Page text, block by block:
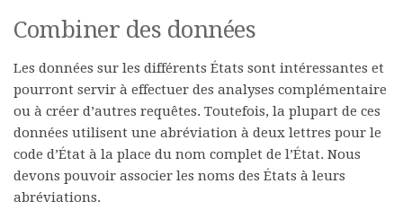
Combiner des données
Les données sur les différents États sont intéressantes et
pourront servir à effectuer des analyses complémentaire
ou à créer d’autres requêtes. Toutefois, la plupart de ces
données utilisent une abréviation à deux lettres pour le
code d’État à la place du nom complet de l’État. Nous
devons pouvoir associer les noms des États à leurs
abréviations.